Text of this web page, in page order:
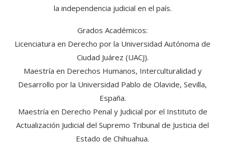
la independencia judicial en el país.
Grados Académicos:
Licenciatura en Derecho por la Universidad Autónoma de
Ciudad Juárez (UACJ).
Maestría en Derechos Humanos, Interculturalidad y
Desarrollo por la Universidad Pablo de Olavide, Sevilla,
España.
Maestría en Derecho Penal y Judicial por el Instituto de
Actualización Judicial del Supremo Tribunal de Justicia del
Estado de Chihuahua.